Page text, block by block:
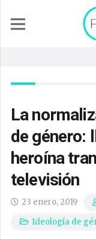
La
de género:
heroína
televisión
23 enero, 2019
Ideología de